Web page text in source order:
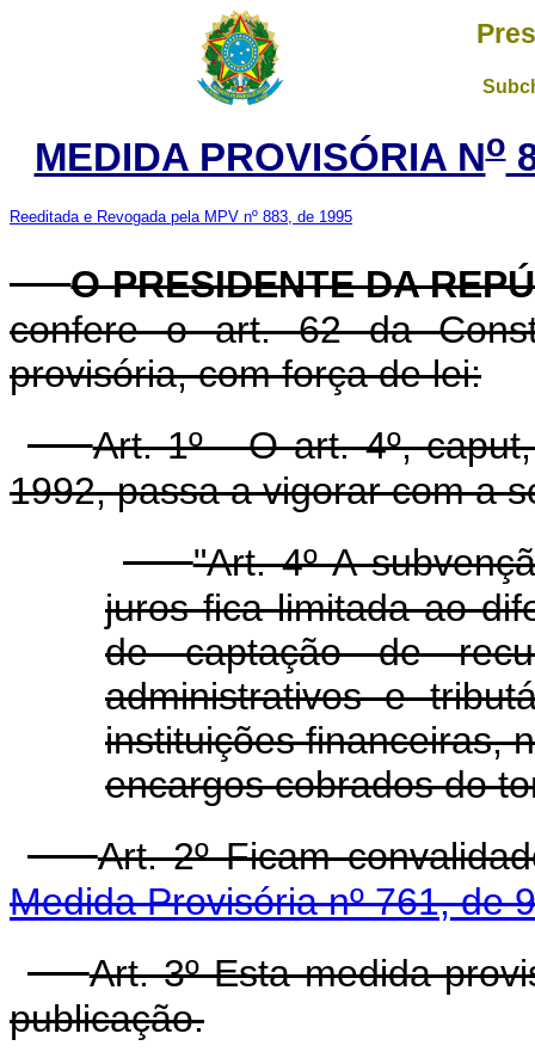
MEDIDA PROVISÓRIA No
Reeditada e Revogada pela MPV nº 883, de 1995
O PRESIDENTE DA
confere o art. 62 da
provisória, com força de lei:
Art. 1º O art. 4º,
1992, passa a vigorar com a
"Art. 4º A
juros fica limitada ao
de captação de
administrativos e
instituições financeiras,
encargos cobrados do
Art. 2º Ficam
Medida Provisória nº 761, de
Art. 3º Esta medida
publicação.